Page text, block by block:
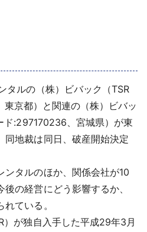
ご質問
タルの（株）ビバック（TSR
京都）と関連の（株）ビバッ
ド:297170236、宮城県）が東
同地裁は同日、破産開始決定
タルのほか、関係会社が10
の経営にどう影響するか、
ている。
が独自入手した平成29年3月